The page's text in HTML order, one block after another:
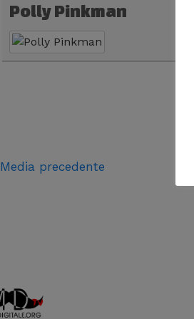
Polly Pinkman
Media precedente